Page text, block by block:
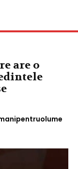
are o